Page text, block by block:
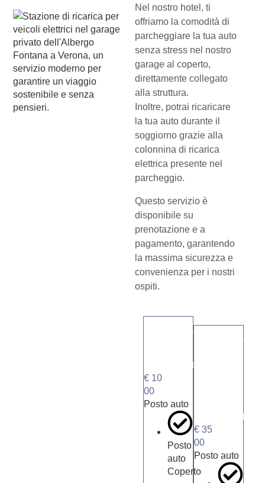
Nel nostro hotel, ti
offriamo la comodità di
parcheggiare la tua auto
senza stress nel nostro
garage al coperto,
direttamente collegato
alla struttura.
Inoltre, potrai ricaricare
la tua auto durante il
soggiorno grazie alla
colonnina di ricarica
elettrica presente nel
parcheggio.
Questo servizio è
disponibile su
prenotazione e a
pagamento, garantendo
la massima sicurezza e
convenienza per i nostri
ospiti.
Parcheggio
GIORNALIERA
€ 10
00
Posto auto
Posto
auto
Coperto
Parcheggio
GIORNALIERA
€ 35
00
Posto auto